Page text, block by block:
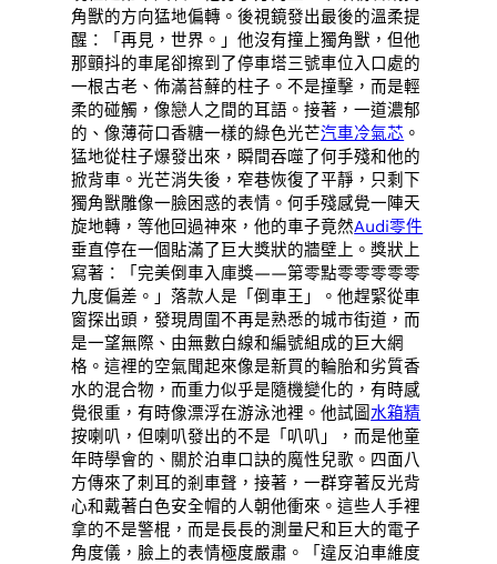
角獸的方向猛地偏轉。後視鏡發出最後的溫柔提
醒：「再見，世界。」他沒有撞上獨角獸，但他
那顫抖的車尾卻擦到了停車塔三號車位入口處的
一根古老、佈滿苔蘚的柱子。不是撞擊，而是輕
柔的碰觸，像戀人之間的耳語。接著，一道濃郁
的、像薄荷口香糖一樣的綠色光芒汽車冷氣芯 。
猛地從柱子爆發出來，瞬間吞噬了何手殘和他的
掀背車。光芒消失後，窄巷恢復了平靜，只剩下
獨角獸雕像一臉困惑的表情。何手殘感覺一陣天
旋地轉，等他回過神來，他的車子竟然Audi零件
垂直停在一個貼滿了巨大獎狀的牆壁上。獎狀上
寫著：「完美倒車入庫獎——第零點零零零零零
九度偏差。」落款人是「倒車王」。他趕緊從車
窗探出頭，發現周圍不再是熟悉的城市街道，而
是一望無際、由無數白線和編號組成的巨大網
格。這裡的空氣聞起來像是新買的輪胎和劣質香
水的混合物，而重力似乎是隨機變化的，有時感
覺很重，有時像漂浮在游泳池裡。他試圖水箱精
按喇叭，但喇叭發出的不是「叭叭」，而是他童
年時學會的、關於泊車口訣的魔性兒歌。四面八
方傳來了刺耳的剎車聲，接著，一群穿著反光背
心和戴著白色安全帽的人朝他衝來。這些人手裡
拿的不是警棍，而是長長的測量尺和巨大的電子
角度儀，臉上的表情極度嚴肅。「違反泊車維度